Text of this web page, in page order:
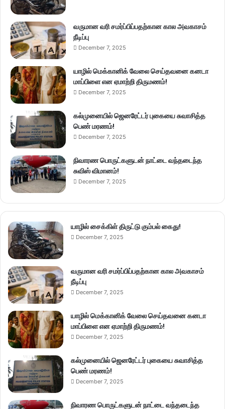
வருமான வரி சமர்ப்பிப்பதற்கான கால அவகாசம்
நீடிப்பு
December 7, 2025
யாழில் மெக்கானிக் வேலை செய்தவனை கனடா
மாப்பிளை என ஏமாற்றி திருமணம்!
December 7, 2025
கல்முனையில் ஜெனரேட்டர் புகையை சுவாசித்த
பெண் மரணம்!
December 7, 2025
நிவாரண பொருட்களுடன் நாட்டை வந்தடைந்த
சுவிஸ் விமானம்!
December 7, 2025
யாழில் சைக்கிள் திருட்டு கும்பல் கைது!
December 7, 2025
வருமான வரி சமர்ப்பிப்பதற்கான கால அவகாசம்
நீடிப்பு
December 7, 2025
யாழில் மெக்கானிக் வேலை செய்தவனை கனடா
மாப்பிளை என ஏமாற்றி திருமணம்!
December 7, 2025
கல்முனையில் ஜெனரேட்டர் புகையை சுவாசித்த
பெண் மரணம்!
December 7, 2025
நிவாரண பொருட்களுடன் நாட்டை வந்தடைந்த